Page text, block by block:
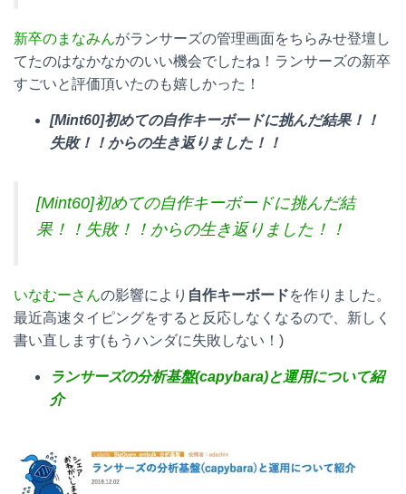
新卒のまなみんがランサーズの管理画面をちらみせ登壇し
てたのはなかなかのいい機会でしたね！ランサーズの新卒
すごいと評価頂いたのも嬉しかった！
[Mint60]初めての自作キーボードに挑んだ結果！！
失敗！！からの生き返りました！！
[Mint60]初めての自作キーボードに挑んだ結
果！！失敗！！からの生き返りました！！
いなむーさんの影響により 自作キーボードを作りました。
最近高速タイピングをすると反応しなくなるので、新しく
書い直します(もうハンダに失敗しない！)
ランサーズの分析基盤(capybara)と運用について紹
介